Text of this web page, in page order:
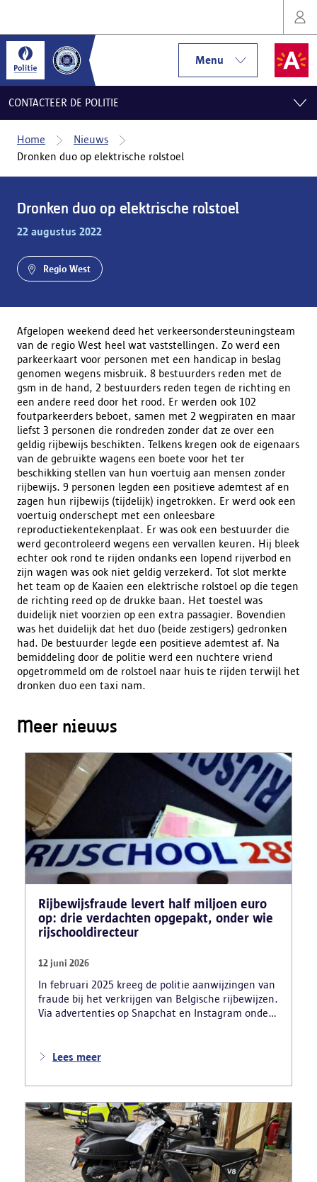
Menu
CONTACTEER DE POLITIE
Home
Nieuws
Dronken duo op elektrische rolstoel
Dronken duo op elektrische rolstoel
22 augustus 2022
Regio West
Afgelopen weekend deed het verkeersondersteuningsteam
van de regio West heel wat vaststellingen. Zo werd een
parkeerkaart voor personen met een handicap in beslag
genomen wegens misbruik. 8 bestuurders reden met de
gsm in de hand, 2 bestuurders reden tegen de richting en
een andere reed door het rood. Er werden ook 102
foutparkeerders beboet, samen met 2 wegpiraten en maar
liefst 3 personen die rondreden zonder dat ze over een
geldig rijbewijs beschikten. Telkens kregen ook de eigenaars
van de gebruikte wagens een boete voor het ter
beschikking stellen van hun voertuig aan mensen zonder
rijbewijs. 9 personen legden een positieve ademtest af en
zagen hun rijbewijs (tijdelijk) ingetrokken. Er werd ook een
voertuig onderschept met een onleesbare
reproductiekentekenplaat. Er was ook een bestuurder die
werd gecontroleerd wegens een vervallen keuren. Hij bleek
echter ook rond te rijden ondanks een lopend rijverbod en
zijn wagen was ook niet geldig verzekerd. Tot slot merkte
het team op de Kaaien een elektrische rolstoel op die tegen
de richting reed op de drukke baan. Het toestel was
duidelijk niet voorzien op een extra passagier. Bovendien
was het duidelijk dat het duo (beide zestigers) gedronken
had. De bestuurder legde een positieve ademtest af. Na
bemiddeling door de politie werd een nuchtere vriend
opgetrommeld om de rolstoel naar huis te rijden terwijl het
dronken duo een taxi nam.
Meer nieuws
Rijbewijsfraude levert half miljoen euro
op: drie verdachten opgepakt, onder wie
rijschooldirecteur
12 juni 2026
In februari 2025 kreeg de politie aanwijzingen van
fraude bij het verkrijgen van Belgische rijbewijzen.
Via advertenties op Snapchat en Instagram onder
aan. Daarnaast maakten zij reclame voor het
effectief lessen te volgen en voor fraude bij
bracht ook een rijschooldirecteur in beeld die
examenfraude organiseerde,
bekwaamheidsattesten afleverde zonder vereiste
opleiding en een vervalst uittreksel uit het
strafregister gebruikte.
Lees meer